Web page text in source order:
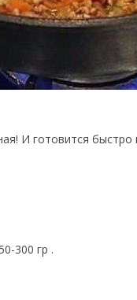
И готовится быстро
300 гр .